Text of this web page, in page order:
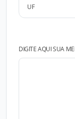
DIGITE AQUI SUA